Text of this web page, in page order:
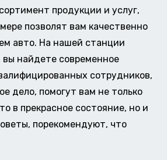
продукции и услуг,
позволят вам качественно
авто. На нашей станции
найдете современное
сотрудников,
дело, помогут вам не только
в прекрасное состояние, но и
порекомендуют, что